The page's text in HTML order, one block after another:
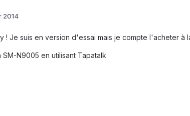
2014
! Je suis en version d'essai mais je compte l'acheter à
N9005 en utilisant Tapatalk